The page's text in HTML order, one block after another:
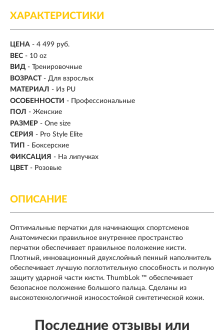
ХАРАКТЕРИСТИКИ
ЦЕНА - 4 499 руб.
ВЕС - 10 oz
ВИД - Тренировочные
ВОЗРАСТ - Для взрослых
МАТЕРИАЛ - Из PU
ОСОБЕННОСТИ - Профессиональные
ПОЛ - Женские
РАЗМЕР - One size
СЕРИЯ - Pro Style Elite
ТИП - Боксерские
ФИКСАЦИЯ - На липучках
ЦВЕТ - Розовые
ОПИСАНИЕ
Оптимальные перчатки для начинающих спортсменов
Анатомически правильное внутреннее пространство
перчатки обеспечивает правильное положение кисти.
Плотный, инновационный двухслойный пенный наполнитель
обеспечивает лучшую поглотительную способность и полную
защиту ударной части кисти. ThumbLok ™ обеспечивает
безопасное положение большого пальца. Сделаны из
высокотехнологичной износостойкой синтетической кожи.
Последние отзывы или